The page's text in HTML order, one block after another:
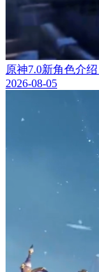
原神7.0新角色介
2026-08-05